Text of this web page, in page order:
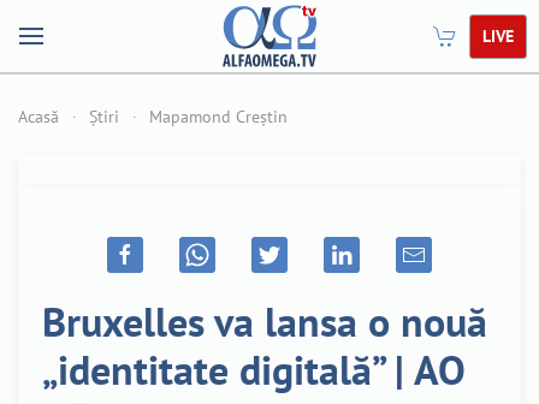
LIVE
Acasă Știri Mapamond Creștin
Bruxelles va lansa o nouă
„identitate digitală” | AO